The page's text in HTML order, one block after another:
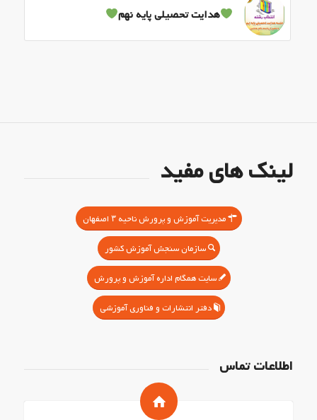
هدایت تحصیلی پایه نهم
لینک های مفید
مدیریت آموزش و پرورش ناحیه ۳ اصفهان
سازمان سنجش آموزش کشور
سایت همگام اداره آموزش و پرورش
دفتر انتشارات و فناوری آموزشی
اطلاعات تماس